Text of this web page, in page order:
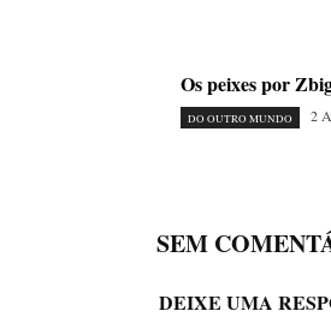
Os peixes por
DO OUTRO MUNDO 2
SEM
DEIXE UMA